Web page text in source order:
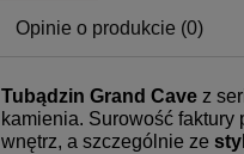
Opinie o produkcie (0)
Tubądzin Grand Cave z
kamienia. Surowość faktury
wnętrz, a szczególnie ze